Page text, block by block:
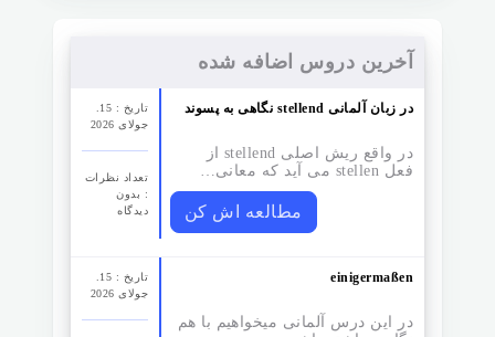
آخرین دروس اضافه شده
جولای 2026
تعداد نظرات‌
: بدون
دیدگاه
نگاهی به پسوند stellend در زبان آلمانی
در واقع ریش اصلی stellend از
فعل stellen می آید که معانی…
مطالعه اش کن
جولای 2026
einigermaßen
در این درس آلمانی میخواهیم با هم